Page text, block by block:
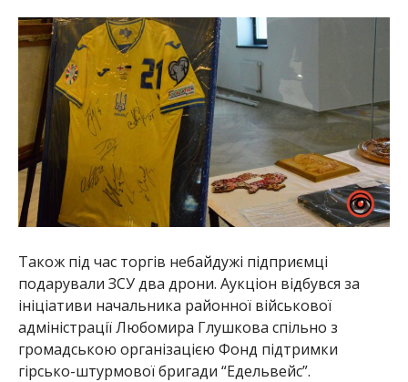
Також під час торгів небайдужі підприємці
подарували ЗСУ два дрони. Аукціон відбувся за
ініціативи начальника районної військової
адміністрації Любомира Глушкова спільно з
громадською організацією Фонд підтримки
гірсько-штурмової бригади “Едельвейс”.